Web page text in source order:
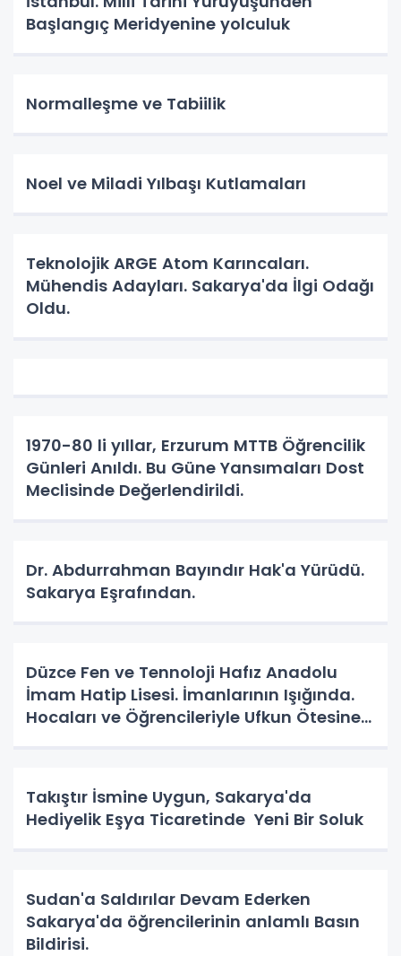
Başlangıç Meridyenine yolculuk
Normalleşme ve Tabiilik
Noel ve Miladi Yılbaşı Kutlamaları
Teknolojik ARGE Atom Karıncaları.
Mühendis Adayları. Sakarya'da İlgi Odağı
Oldu.
1970-80 li yıllar, Erzurum MTTB Öğrencilik
Günleri Anıldı. Bu Güne Yansımaları Dost
Meclisinde Değerlendirildi.
Dr. Abdurrahman Bayındır Hak'a Yürüdü.
Sakarya Eşrafından.
Düzce Fen ve Tennoloji Hafız Anadolu
İmam Hatip Lisesi. İmanlarının Işığında.
Hocaları ve Öğrencileriyle Ufkun Ötesine
Takıştır İsmine Uygun, Sakarya'da
Hediyelik Eşya Ticaretinde Yeni Bir Soluk
Sudan'a Saldırılar Devam Ederken
Sakarya'da öğrencilerinin anlamlı Basın
Bildirisi.